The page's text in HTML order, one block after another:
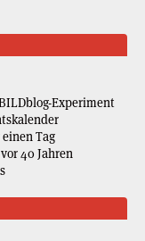
Experiment
Tag
40 Jahren